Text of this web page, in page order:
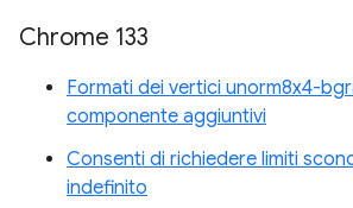
Chrome 133
Formati dei vertici unorm8x4-
componente aggiuntivi
Consenti di richiedere limiti
indefinito